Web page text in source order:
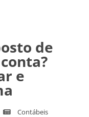
de
e
Contábeis